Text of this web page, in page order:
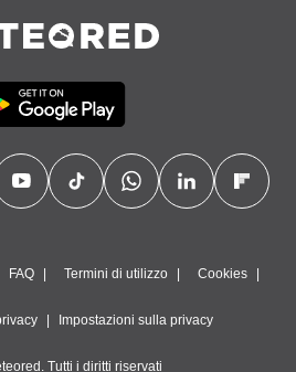
FAQ Termini di utilizzo Cookies
Impostazioni sulla privacy
Tutti i diritti riservati